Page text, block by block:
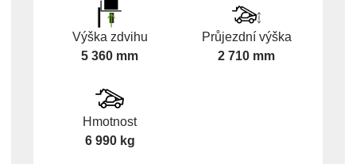
Výška zdvihu
5 360 mm
Průjezdní výška
2 710 mm
Hmotnost
6 990 kg